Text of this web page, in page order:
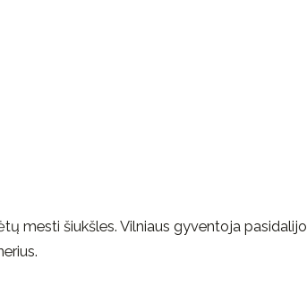
mesti šiukšles. Vilniaus gyventoja pasidalijo